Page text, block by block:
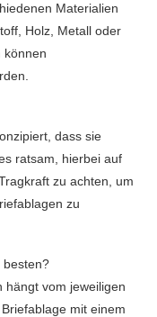
Materialien
Holz, Metall oder
können
dass sie
ratsam, hierbei auf
zu achten, um
zu
besten?
hängt vom jeweiligen
mit einem